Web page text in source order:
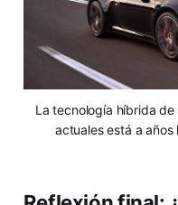
La tecnología híbrida
actuales está a